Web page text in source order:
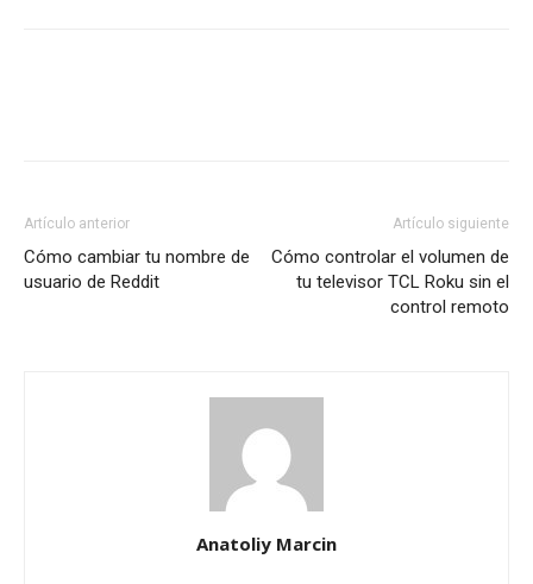
Artículo anterior
Cómo cambiar tu nombre de
usuario de Reddit
Artículo siguiente
Cómo controlar el volumen de
tu televisor TCL Roku sin el
control remoto
Anatoliy Marcin